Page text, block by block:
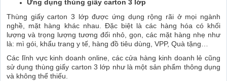
Ứng dụng thùng giấy carton 3 lớp
Thùng giấy carton 3 lớp được ứng dụng rộng rãi ở mọi ngành
nghề, mặt hàng khác nhau. Đặc biệt là các hàng hóa có khối
lượng và trọng lượng tương đối nhỏ, gọn, các mặt hàng nhẹ như
là: mì gói, khẩu trang y tế, hàng đồ tiêu dùng, VPP, Quà tặng…
Các lĩnh vực kinh doanh online, các cửa hàng kinh doanh lẻ cũng
sử dụng thùng giấy carton 3 lớp như là một sản phẩm thông dụng
và không thể thiếu.